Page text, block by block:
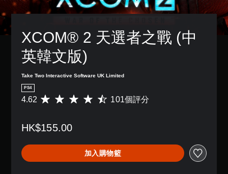
XCOM® 2 天選者之戰 (中
英韓文版)
Take Two Interactive Software UK Limited
PS4
平
分
4
.
4.62 101個評分
HK$155.00
加入購物籃